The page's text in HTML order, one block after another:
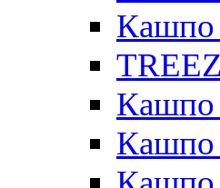
Кашпо
Кашпо
Кашпо